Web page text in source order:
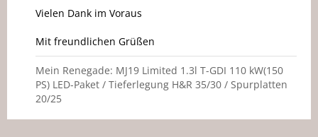
Vielen Dank im Voraus
Mit freundlichen Grüßen
Mein Renegade: MJ19 Limited 1.3l T-GDI 110 kW(150
PS) LED-Paket / Tieferlegung H&R 35/30 / Spurplatten
20/25